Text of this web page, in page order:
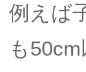
例えば
も